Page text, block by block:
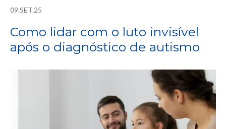
09.SET.25
Como lidar com o luto invisível
após o diagnóstico de autismo